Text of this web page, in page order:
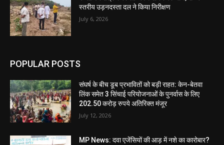
स्तरीय उड़नदस्ता दल ने किया निरीक्षण
July 6, 2026
POPULAR POSTS
संघर्ष के बीच डूब प्रभावितों को बड़ी राहत: केन-बेतवा
लिंक समेत 3 सिंचाई परियोजनाओं के पुनर्वास के लिए
202.50 करोड़ रुपये अतिरिक्त मंजूर
July 12, 2026
MP News: दवा एजेंसियों की आड़ में नशे का कारोबार?